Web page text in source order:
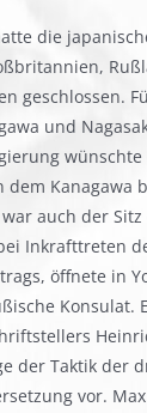
die
geschlossen.
und
dem Kanagawa
auch der
Inkrafttreten
öffnete in
Konsulat.
der Taktik der
vor.